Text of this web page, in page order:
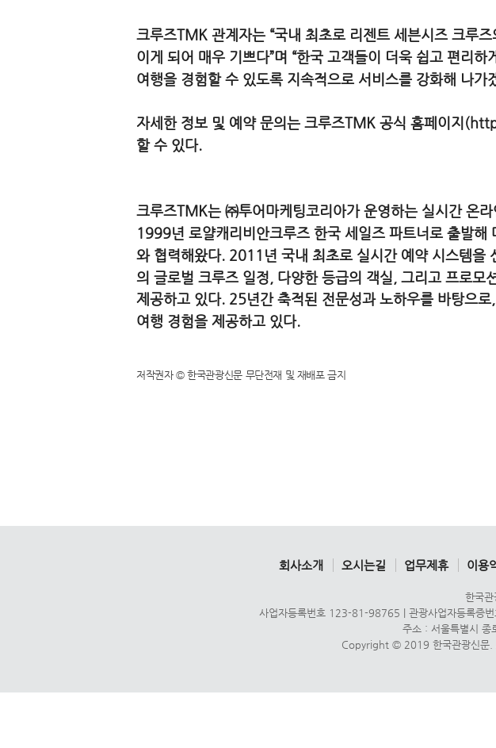
크루즈TMK 관계자는 “국내 최초로 리젠트 세븐시즈 크루
이게 되어 매우 기쁘다”며 “한국 고객들이 더욱 쉽고 편리
여행을 경험할 수 있도록 지속적으로 서비스를 강화해 나가
자세한 정보 및 예약 문의는 크루즈TMK 공식 홈페이지
할 수 있다.
크루즈TMK는 ㈜투어마케팅코리아가 운영하는 실시간 온
1999년 로얄캐리비안크루즈 한국 세일즈 파트너로 출발해
와 협력해왔다. 2011년 국내 최초로 실시간 예약 시스템을
의 글로벌 크루즈 일정, 다양한 등급의 객실, 그리고 프로모
제공하고 있다. 25년간 축적된 전문성과 노하우를 바탕으
여행 경험을 제공하고 있다.
저작권자 © 한국관광신문 무단전재 및 재배포 금지
회사소개 오시는길 업무제휴 이용
한국
사업자등록번호 123-81-98765 | 관광사업자등록증
주소 : 서울특별시
Copyright © 2019 한국관광신